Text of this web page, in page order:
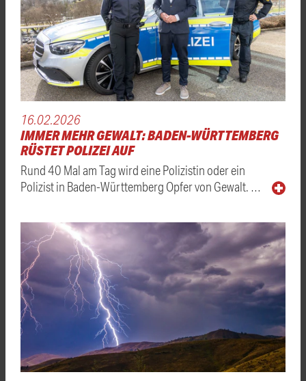
16.02.2026
IMMER MEHR GEWALT: BADEN-WÜRTTEMBERG
RÜSTET POLIZEI AUF
Rund 40 Mal am Tag wird eine Polizistin oder ein
Polizist in Baden-Württemberg Opfer von Gewalt. …